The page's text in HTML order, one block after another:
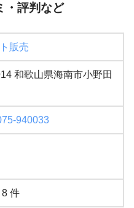
・評判など
販売
和歌山県海南市小野田
940033
8 件